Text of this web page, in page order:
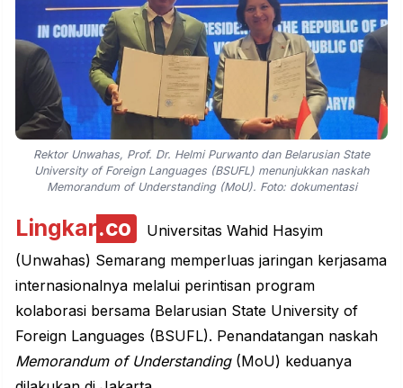
Rektor Unwahas, Prof. Dr. Helmi Purwanto dan Belarusian State
University of Foreign Languages (BSUFL) menunjukkan naskah
Memorandum of Understanding (MoU). Foto: dokumentasi
Lingkar.co
Universitas Wahid Hasyim
(Unwahas) Semarang memperluas jaringan kerjasama
internasionalnya melalui perintisan program
kolaborasi bersama Belarusian State University of
Foreign Languages (BSUFL). Penandatangan naskah
Memorandum of Understanding(MoU) keduanya